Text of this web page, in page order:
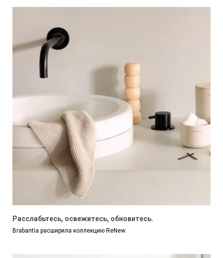
Расслабьтесь, освежитесь, обновитесь.
Brabantia расширила коллекцию ReNew.